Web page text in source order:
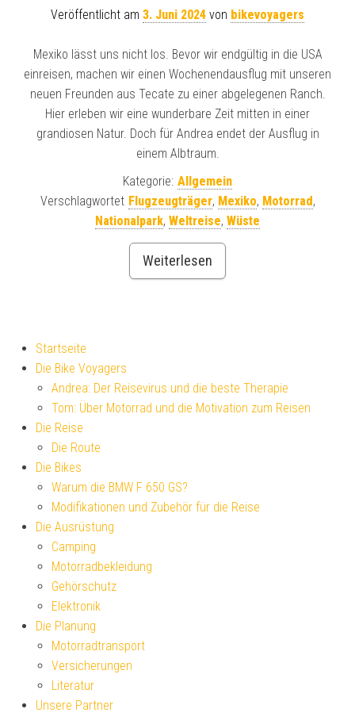
Veröffentlicht am 3. Juni 2024 von bikevoyagers
Mexiko lässt uns nicht los. Bevor wir endgültig in die USA
einreisen, machen wir einen Wochenendausflug mit unseren
neuen Freunden aus Tecate zu einer abgelegenen Ranch.
Hier erleben wir eine wunderbare Zeit mitten in einer
grandiosen Natur. Doch für Andrea endet der Ausflug in
einem Albtraum.
Kategorie: Allgemein
Verschlagwortet Flugzeugträger, Mexiko, Motorrad,
Nationalpark, Weltreise, Wüste
Weiterlesen
Startseite
Die Bike Voyagers
Andrea: Der Reisevirus und die beste Therapie
Tom: Über Motorrad und die Motivation zum Reisen
Die Reise
Die Route
Die Bikes
Warum die BMW F 650 GS?
Modifikationen und Zubehör für die Reise
Die Ausrüstung
Camping
Motorradbekleidung
Gehörschutz
Elektronik
Die Planung
Motorradtransport
Versicherungen
Literatur
Unsere Partner